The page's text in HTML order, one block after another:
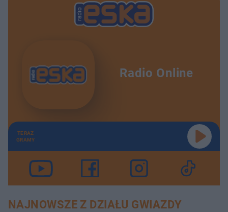
Radio Online
TERAZ
GRAMY
NAJNOWSZE Z DZIAŁU GWIAZDY